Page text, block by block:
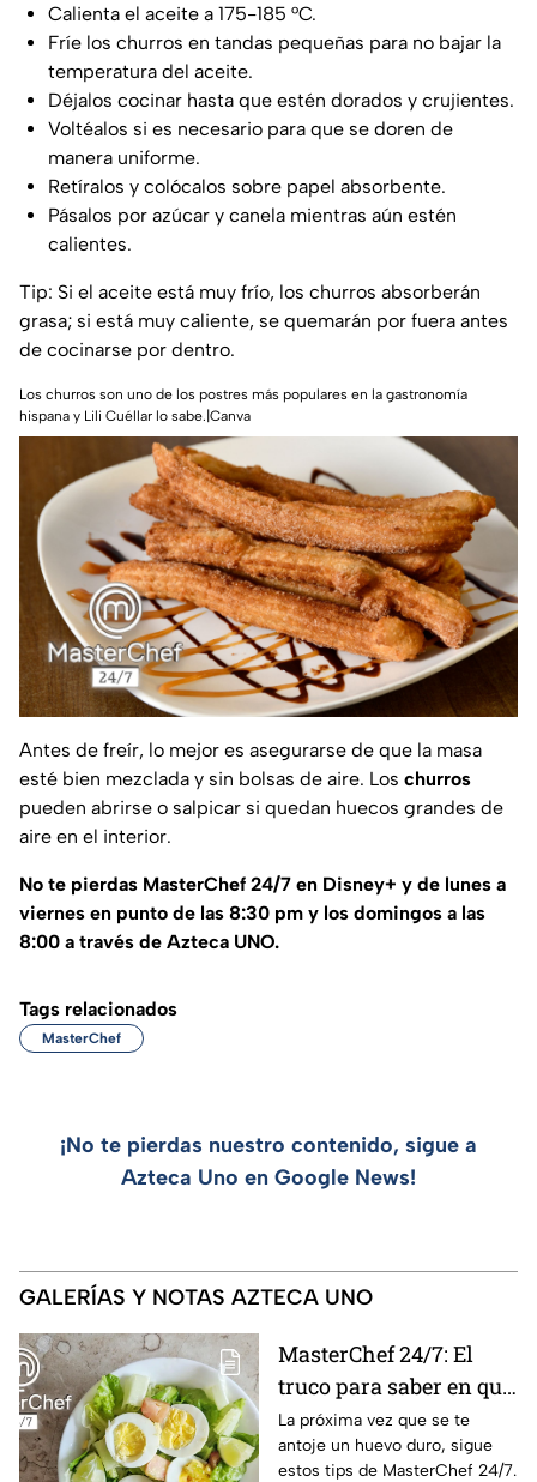
Calienta el aceite a 175-185 °C.
Fríe los churros en tandas pequeñas para no bajar la
temperatura del aceite.
Déjalos cocinar hasta que estén dorados y crujientes.
Voltéalos si es necesario para que se doren de
manera uniforme.
Retíralos y colócalos sobre papel absorbente.
Pásalos por azúcar y canela mientras aún estén
calientes.
Tip: Si el aceite está muy frío, los churros absorberán
grasa; si está muy caliente, se quemarán por fuera antes
de cocinarse por dentro.
Los churros son uno de los postres más populares en la gastronomía
hispana y Lili Cuéllar lo sabe.|Canva
Antes de freír, lo mejor es asegurarse de que la masa
esté bien mezclada y sin bolsas de aire. Los churros
pueden abrirse o salpicar si quedan huecos grandes de
aire en el interior.
No te pierdas MasterChef 24/7 en Disney+ y de lunes a
viernes en punto de las 8:30 pm y los domingos a las
8:00 a través de Azteca UNO.
Tags relacionados
MasterChef
¡No te pierdas nuestro contenido, sigue a
Azteca Uno en Google News!
GALERÍAS Y NOTAS AZTECA UNO
MasterChef 24/7: El
truco para saber en qué
momento está listo un
huevo cocido
La próxima vez que se te
antoje un huevo duro, sigue
estos tips de MasterChef 24/7.